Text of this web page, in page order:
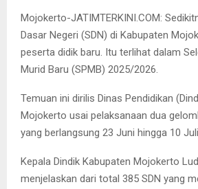
Mojokerto-JATIMTERKINI.COM:
Dasar Negeri (SDN) di Kabupaten
peserta didik baru. Itu terlihat dalam
Murid Baru (SPMB) 2025/2026.
Temuan ini dirilis Dinas Pendidikan
Mojokerto usai pelaksanaan dua
yang berlangsung 23 Juni hingga 10
Kepala Dindik Kabupaten Mojokerto
menjelaskan dari total 385 SDN yang